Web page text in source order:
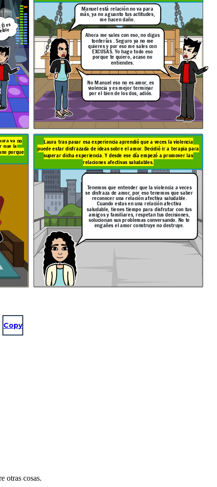
es
ya no
que la
porque
Manuel está relación no va para
más, ya no aguanto tus actitudes,
me hacen daño.
Ahora me sales con eso, no digas
tonterías . Seguro ya no me
quieres y por eso me sales con
EXCUSAS. Yo hago todo eso
porque te quiero, acaso no
entiendes.
No Manuel eso no es amor, es
violencia y es mejor terminar
por el bien de los dos, adiós.
Laura tras pasar esa experiencia aprendió que a veces la violencia
puede estar disfrazada de ideas sobre el amor. Decidió ir a terapia para
superar dicha experiencia. Y desde ese día empezó a promover las
relaciones afectivas saludables.
Tenemos que entender que la violencia a veces
se disfraza de amor, por eso tenemos que saber
reconocer una relación afectiva saludable.
Cuando estas en una relación afectiva
saludable, tienes tiempo para disfrutar con tus
amigos y familiares, respetan tus decisiones,
solucionan sus problemas conversando. No te
engañes el amor construye no destruye.
Copy
otras cosas.